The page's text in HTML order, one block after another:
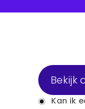
Bekijk
Kan ik